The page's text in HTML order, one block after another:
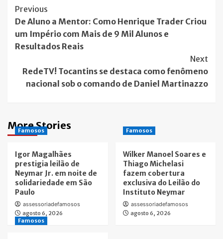
Post
Navigation
Previous
De Aluno a Mentor: Como Henrique Trader Criou
um Império com Mais de 9 Mil Alunos e
Resultados Reais
Next
RedeTV! Tocantins se destaca como fenômeno
nacional sob o comando de Daniel Martinazzo
More Stories
Famosos
Igor Magalhães
prestigia leilão de
Neymar Jr. em noite de
solidariedade em São
Paulo
assessoriadefamosos
agosto 6, 2026
Famosos
Wilker Manoel Soares e
Thiago Michelasi
fazem cobertura
exclusiva do Leilão do
Instituto Neymar
assessoriadefamosos
agosto 6, 2026
Famosos